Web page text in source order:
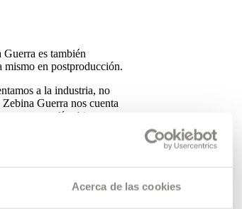
Acerca de las cookies
Guerra es también
mismo en postproducción.
a la industria, no
Guerra nos cuenta
que salían bien y
un error. O dos.
de amor con el que